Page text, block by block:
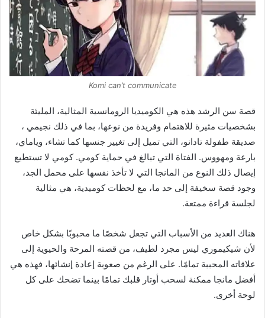
Komi can’t communicate
قصة سن الرشد هذه هي الكوميديا ​​الرومانسية المثالية، المليئة
بشخصيات مثيرة للاهتمام وفريدة من نوعها، بما في ذلك نجيمي ،
صديقة طفولة تادانو، التي تميل إلى تغيير جنسها كما تشاء، وياماي،
بارعة ومهووس. الفتاة التي تبالغ في حماية كومي. كومي لا تستطيع
إيصال ذلك النوع من المانجا التي لا تأخذ نفسها على محمل الجد،
وجود قصة سخيفة إلى حد ما، مع لحظات كوميدية، هي مثالية
لجلسة قراءة ممتعة.
هناك العديد من الأسباب التي تجعل شخصًا ما محبوبًا بشكل خاص
لأن شيكيموري ليس مجرد لطيف، من قصته المرحة والحيوية إلى
علاقاته المحببة تمامًا. على الرغم من صعوبة إعادة إنشائها، فهذه هي
أفضل مانجا ممكنة لسحب أوتار قلبك تمامًا بينما تضحك على كل
لوحة أخرى.